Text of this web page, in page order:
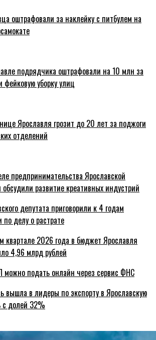
оштрафовали за наклейку с питбулем на
подрядчика оштрафовали на 10 млн за
фейковую уборку улиц
Ярославля грозит до 20 лет за поджоги
отделений
предпринимательства Ярославской
обсудили развитие креативных индустрий
депутата приговорили к 4 годам
по делу о растрате
квартале 2026 года в бюджет Ярославля
4,96 млрд рублей
подать онлайн через сервис ФНС
вышла в лидеры по экспорту в Ярославскую
с долей 32%